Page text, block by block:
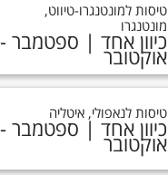
טיסות למונטנגרו-טיווט,
מונטנגרו
כיוון אחד | ספטמבר -
אוקטובר
טיסות לנאפולי, איטליה
כיוון אחד | ספטמבר -
אוקטובר